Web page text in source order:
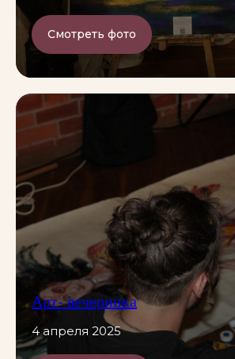
Смотреть фото
Арт- вечеринка
4 апреля 2025